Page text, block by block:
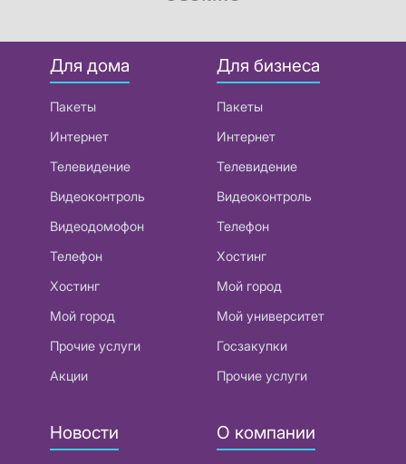
Для дома
Пакеты
Интернет
Телевидение
Видеоконтроль
Видеодомофон
Телефон
Хостинг
Мой город
Прочие услуги
Акции
Для бизнеса
Пакеты
Интернет
Телевидение
Видеоконтроль
Телефон
Хостинг
Мой город
Мой университет
Госзакупки
Прочие услуги
Новости О компании